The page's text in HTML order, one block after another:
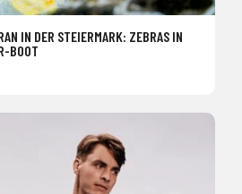
IN DER STEIERMARK: ZEBRAS IN
BOOT